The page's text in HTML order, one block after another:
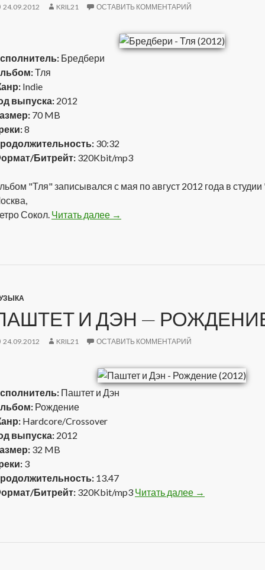
24.09.2012 KRIL21 ОСТАВИТЬ КОММЕНТАРИЙ
Бредбери
Тля
Indie
выпуска: 2012
70 MB
8
30:32
Битрейт: 320Kbit/mp3
"Тля" записывался с мая по август 2012 года в
Сокол. Читать далее Бредбери — Тля (2012)
→
И ДЭН —
24.09.2012 KRIL21 ОСТАВИТЬ КОММЕНТАРИЙ
Паштет и Дэн
Рождение
Hardcore/Crossover
выпуска: 2012
32 MB
3
13.47
Битрейт: 320Kbit/mp3 Читать далее Паштет и Дэн —
→